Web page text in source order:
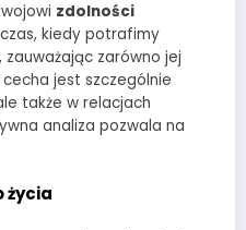
zdolności
kiedy potrafimy
zarówno jej
jest szczególnie
także w relacjach
analiza pozwala na
życia